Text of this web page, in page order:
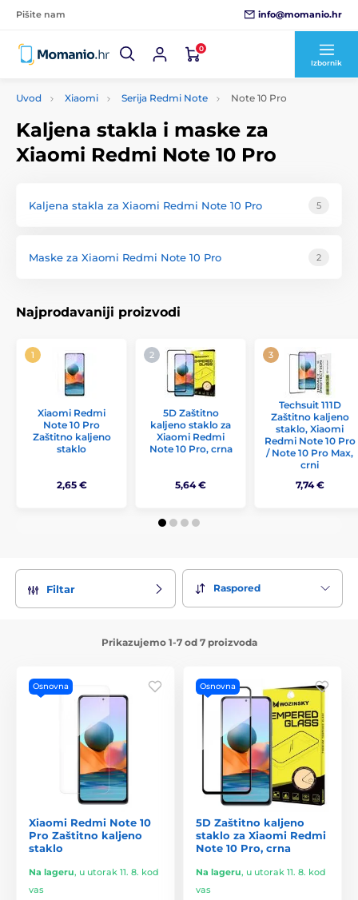
Pišite nam info@momanio.hr
0
Izbornik
Uvod Xiaomi Serija Redmi Note Note 10 Pro
Kaljena stakla i maske za
Xiaomi Redmi Note 10 Pro
Kaljena stakla za Xiaomi Redmi Note 10 Pro 5
Maske za Xiaomi Redmi Note 10 Pro 2
Najprodavaniji proizvodi
Xiaomi Redmi
Note 10 Pro
Zaštitno kaljeno
staklo
2,65 €
5D Zaštitno
kaljeno staklo za
Xiaomi Redmi
Note 10 Pro, crna
5,64 €
Techsuit 111D
Zaštitno kaljeno
staklo, Xiaomi
Redmi Note 10 Pro
/ Note 10 Pro Max,
crni
7,74 €
Filtar Raspored
Prikazujemo 1-7 od 7 proizvoda
Osnovna
Xiaomi Redmi Note 10
Pro Zaštitno kaljeno
staklo
Na lageru, u utorak 11. 8. kod
vas
Osnovna
5D Zaštitno kaljeno
staklo za Xiaomi Redmi
Note 10 Pro, crna
Na lageru, u utorak 11. 8. kod
vas